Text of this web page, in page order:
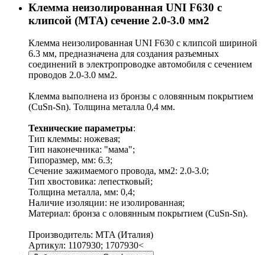
Клемма неизолированная UNI F630 с
клипсой (MTA) сечение 2.0-3.0 мм2
Клемма неизолированная UNI F630 с клипсой шириной
6.3 мм, предназначена для создания разъемных
соединений в электропроводке автомобиля с сечением
проводов 2.0-3.0 мм2.
Клемма выполнена из бронзы с оловянным покрытием
(CuSn-Sn). Толщина металла 0,4 мм.
Технические параметры:
Тип клеммы: ножевая;
Тип наконечника: "мама";
Типоразмер, мм: 6.3;
Сечение зажимаемого провода, мм2: 2.0-3.0;
Тип хвостовика: лепестковый;
Толщина металла, мм: 0,4;
Наличие изоляции: не изолированная;
Материал: бронза с оловянным покрытием (CuSn-Sn).
Производитель: MTA (Италия)
Артикул: 1107930; 1707930<